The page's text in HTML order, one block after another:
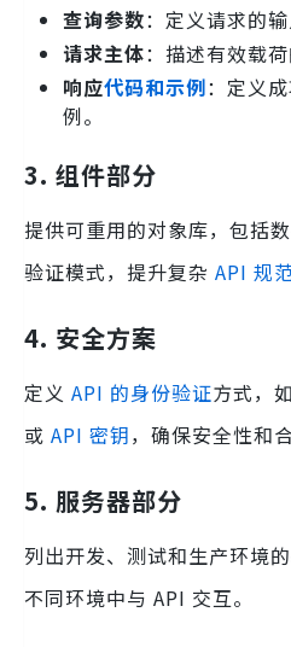
查询参数：定义请求的输
请求主体：描述有效载
响应代码和示例：定义
例。
3. 组件部分
提供可重用的对象库，包括
验证模式，提升复杂 API 规
4. 安全方案
定义 API 的身份验证方式，
或 API 密钥，确保安全性和
5. 服务器部分
列出开发、测试和生产环境
不同环境中与 API 交互。